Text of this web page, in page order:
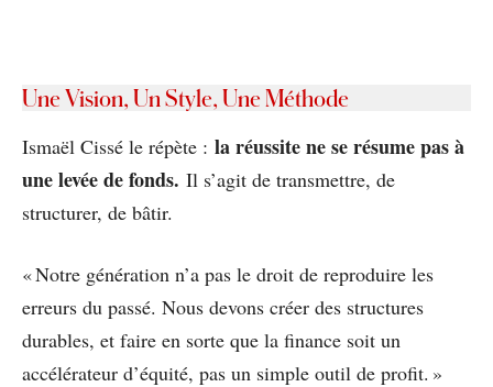
Une Vision, Un Style, Une Méthode
Ismaël Cissé le répète : la réussite ne se résume pas à
une levée de fonds. Il s’agit de transmettre, de
structurer, de bâtir.
« Notre génération n’a pas le droit de reproduire les
erreurs du passé. Nous devons créer des structures
durables, et faire en sorte que la finance soit un
accélérateur d’équité, pas un simple outil de profit. »